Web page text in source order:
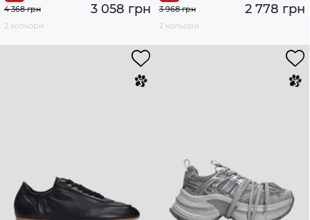
3 058 грн
4 368 грн
2 кольори
2 778 грн
3 968 грн
2 кольори